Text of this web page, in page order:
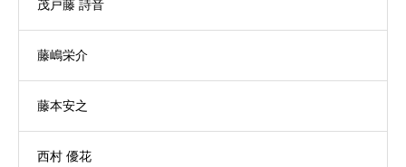
茂戸藤 詩音
藤嶋栄介
藤本安之
西村 優花